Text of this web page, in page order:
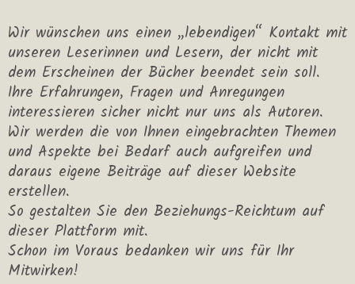
Wir wünschen uns einen „lebendigen“ Kontakt mit
unseren Leserinnen und Lesern, der nicht mit
dem Erscheinen der Bücher beendet sein soll.
Ihre Erfahrungen, Fragen und Anregungen
interessieren sicher nicht nur uns als Autoren.
Wir werden die von Ihnen eingebrachten Themen
und Aspekte bei Bedarf auch aufgreifen und
daraus eigene Beiträge auf dieser Website
erstellen.
So gestalten Sie den Beziehungs-Reichtum auf
dieser Plattform mit.
Schon im Voraus bedanken wir uns für Ihr
Mitwirken!